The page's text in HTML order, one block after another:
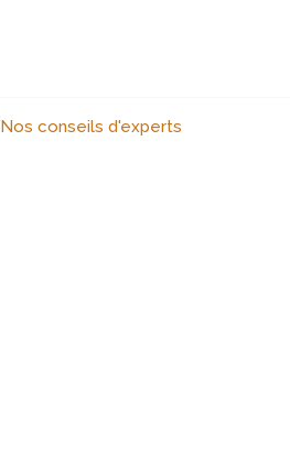
Nos conseils d'experts